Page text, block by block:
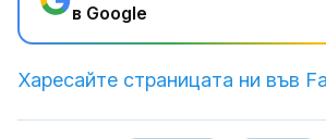
в Google
Харесайте страницата ни във